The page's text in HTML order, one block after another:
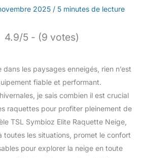
2025 / 5 minutes de lecture
4.9/5 - (9 votes)
dans les paysages enneigés, rien n’est
fiable et performant.
je sais combien il est crucial
raquettes pour profiter pleinement de
TSL Symbioz Elite Raquette Neige,
toutes les situations, promet le confort
pour explorer la neige en toute